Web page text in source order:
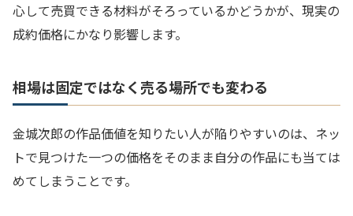
心して売買できる材料がそろっているかどうかが、現実の
成約価格にかなり影響します。
相場は固定ではなく売る場所でも変わる
金城次郎の作品価値を知りたい人が陥りやすいのは、ネッ
トで見つけた一つの価格をそのまま自分の作品にも当ては
めてしまうことです。